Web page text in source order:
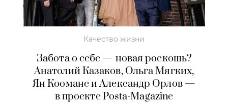
Качество жизни
Забота о себе — новая роскошь?
Анатолий Казаков, Ольга Мягких,
Ян Кооманс и Александр Орлов —
в проекте Posta-Magazine